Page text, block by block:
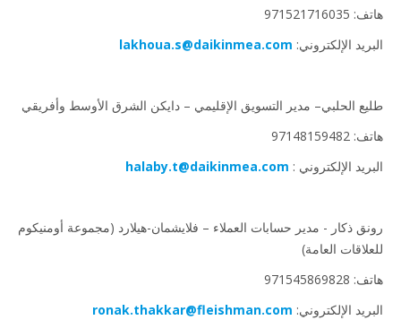
هاتف: 971521716035
البريد الإلكتروني: lakhoua.s@daikinmea.com
طليع الحلبي– مدير التسويق الإقليمي – دايكن الشرق الأوسط وأفريقي
هاتف: 97148159482
البريد الإلكتروني : halaby.t@daikinmea.com
رونق ذكار - مدير حسابات العملاء – فلايشمان-هيلارد (مجموعة أومنيكوم
للعلاقات العامة)
هاتف: 971545869828
البريد الإلكتروني: ronak.thakkar@fleishman.com